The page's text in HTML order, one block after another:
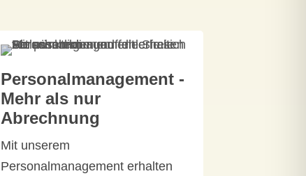
Personalmanagement -
Mehr als nur
Abrechnung
Mit unserem
Personalmanagement erhalten